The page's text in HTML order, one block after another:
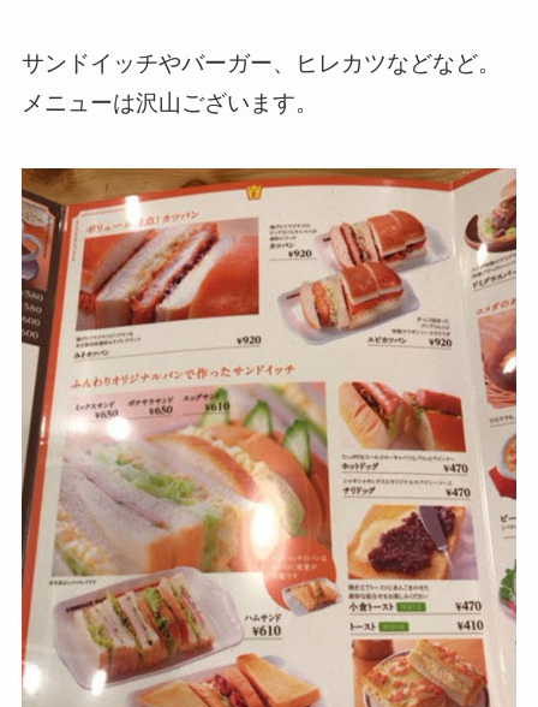
サンドイッチやバーガー、ヒレカツなどなど。
メニューは沢山ございます。